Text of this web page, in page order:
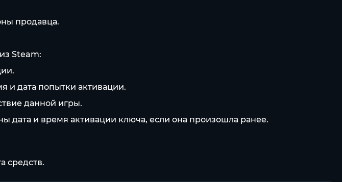
продавца.
Steam:
и дата попытки активации.
данной игры.
дата и время активации ключа, если она произошла ранее.
средств.